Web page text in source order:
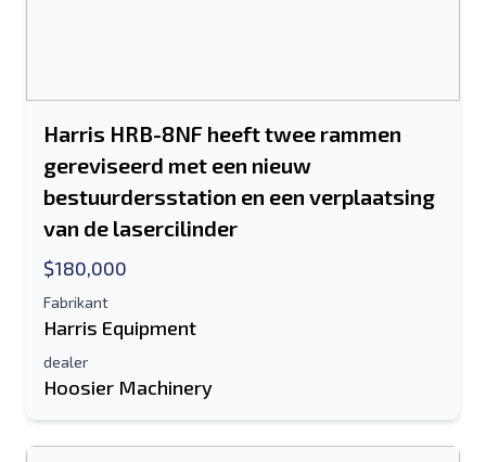
Harris HRB-8NF heeft twee rammen
gereviseerd met een nieuw
bestuurdersstation en een verplaatsing
van de lasercilinder
$180,000
Fabrikant
Harris Equipment
dealer
Hoosier Machinery